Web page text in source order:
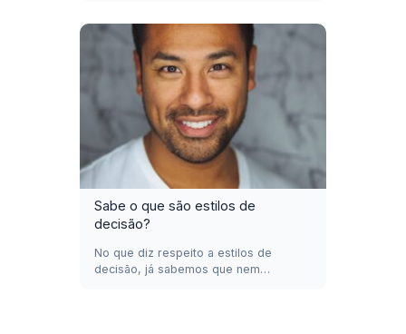
Sabe o que são estilos de
decisão?
No que diz respeito a estilos de
decisão, já sabemos que nem…